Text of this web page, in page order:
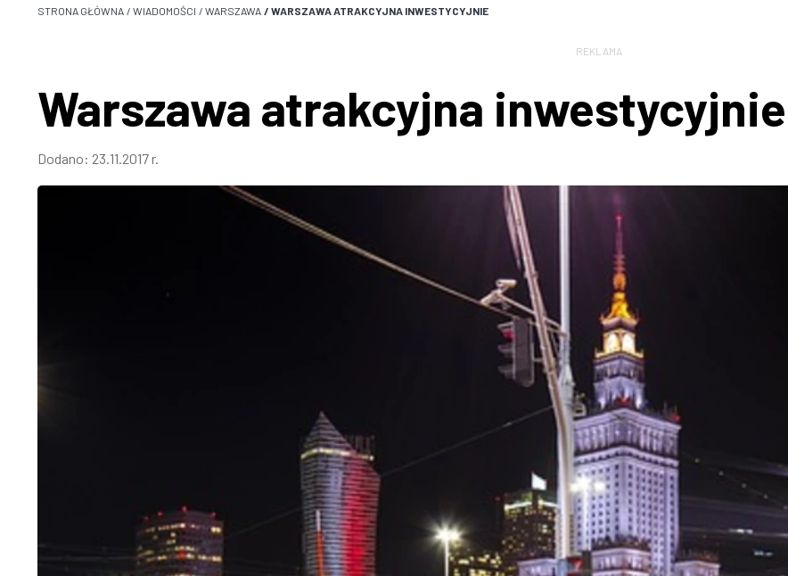
STRONA GŁÓWNA / WIADOMOŚCI / WARSZAWA / WARSZAWA ATRAKCYJNA INWESTYCYJNIE
REKLAMA
Warszawa atrakcyjna inwestycyjnie
Dodano: 23.11.2017 r.